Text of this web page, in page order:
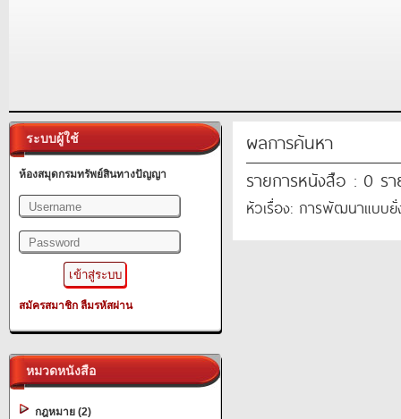
ระบบผู้ใช้
ห้องสมุดกรมทรัพย์สินทางปัญญา
สมัครสมาชิก ลืมรหัสผ่าน
หมวดหนังสือ
กฎหมาย (2)
ผลการค้นหา
รายการหนังสือ : 0 รา
หัวเรื่อง: การพัฒนาแบบ